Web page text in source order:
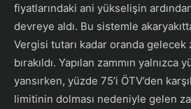
fiyatlarındaki ani yükselişin
devreye aldı. Bu sistemle
Vergisi tutarı kadar oranda gelecek
bırakıldı. Yapılan zammın yalnızca
yansırken, yüzde 75’i ÖTV’den
limitinin dolması nedeniyle gelen